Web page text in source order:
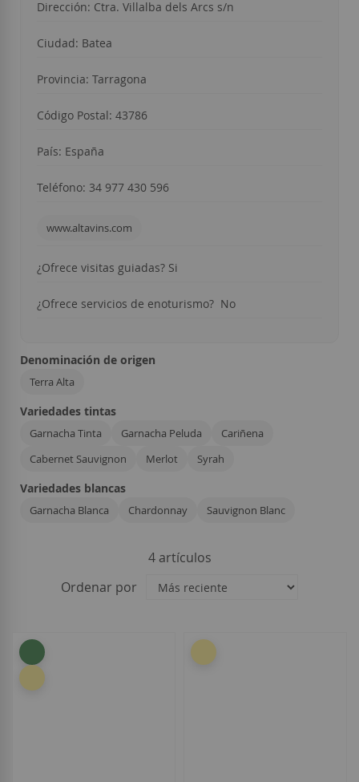
Dirección: Ctra. Villalba dels Arcs s/n
Ciudad: Batea
Provincia: Tarragona
Código Postal: 43786
País: España
Teléfono: 34 977 430 596
www.altavins.com
¿Ofrece visitas guiadas? Si
¿Ofrece servicios de enoturismo? No
Denominación de origen
Terra Alta
Variedades tintas
Garnacha Tinta Garnacha Peluda
Cariñena
Cabernet Sauvignon
Merlot Syrah
Variedades blancas
Garnacha Blanca Chardonnay Sauvignon Blanc
4artículos
Ordenar por